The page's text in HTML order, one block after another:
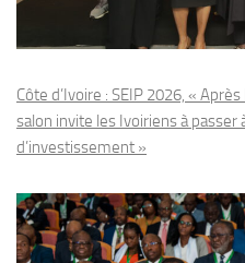
Côte d’Ivoire : SEIP 2026, «
salon invite les Ivoiriens à passer
d’investissement »